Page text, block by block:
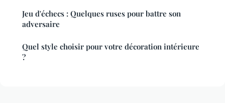
Jeu d'échecs : Quelques ruses pour battre son
adversaire
Quel style choisir pour votre décoration intérieure
?